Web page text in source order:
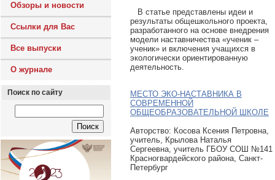
Обзоры и новости
Ссылки для Вас
Все выпуски
О журнале
Поиск по сайту
В статье представлены идеи и
результаты общешкольного проекта,
разработанного на основе внедрения
модели наставничества «ученик –
ученик» и включения учащихся в
экологически ориентированную
деятельность.
МЕСТО ЭКО-НАСТАВНИКА В
СОВРЕМЕННОЙ
ОБЩЕОБРАЗОВАТЕЛЬНОЙ ШКОЛЕ
Авторcтво: Косова Ксения Петровна,
учитель, Крылова Наталья
Сергеевна, учитель ГБОУ СОШ №141
Красногвардейского района, Санкт-
Петербург